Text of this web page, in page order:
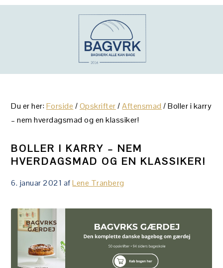
Gå
Skip
Gå
Du er her:Forside /Opskrifter / Aftensmad /Boller i karry
– nem hverdagsmad og en klassiker!
BOLLER I KARRY – NEM
HVERDAGSMAD OG EN KLASSIKER!
6. januar 2021 afLene Tranberg